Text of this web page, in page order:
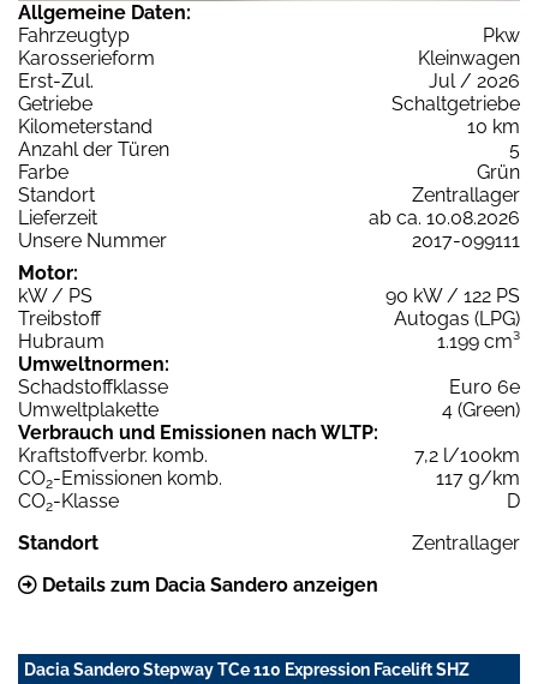
Allgemeine Daten:
Fahrzeugtyp
Pkw
Karosserieform
Kleinwagen
Erst-Zul.
Jul / 2026
Getriebe
Schaltgetriebe
Kilometerstand
10 km
Anzahl der Türen
5
Farbe
Grün
Standort
Zentrallager
Lieferzeit
ab ca. 10.08.2026
Unsere Nummer
2017-099111
Motor:
kW / PS
90 kW / 122 PS
Treibstoff
Autogas (LPG)
Hubraum
1.199 cm³
Umweltnormen:
Schadstoffklasse
Euro 6e
Umweltplakette
4 (Green)
Verbrauch und Emissionen nach WLTP:
Kraftstoffverbr. komb.
7,2 l/100km
CO2-Emissionen komb.
117 g/km
CO2-Klasse
D
Standort
Zentrallager
Details zum Dacia Sandero anzeigen
Dacia Sandero Stepway TCe 110 Expression Facelift SHZ